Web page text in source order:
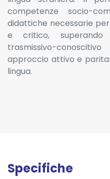
competenze socio-
didattiche necessarie
e critico, superando
trasmissivo-
approccio attivo e
lingua.
Specifiche